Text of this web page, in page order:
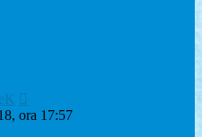
ora 17:57